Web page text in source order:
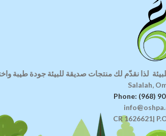
لذا نقدّم لك منتجات صديقة للبيئةجودة طيبة
Salalah,
Phone: (968)
CR 1626621|